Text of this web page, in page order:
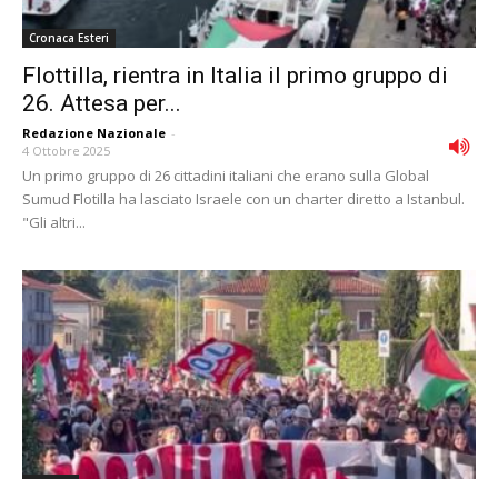
Cronaca Esteri
Flottilla, rientra in Italia il primo gruppo di
26. Attesa per...
Redazione Nazionale -
4 Ottobre 2025
Un primo gruppo di 26 cittadini italiani che erano sulla Global
Sumud Flotilla ha lasciato Israele con un charter diretto a Istanbul.
"Gli altri...